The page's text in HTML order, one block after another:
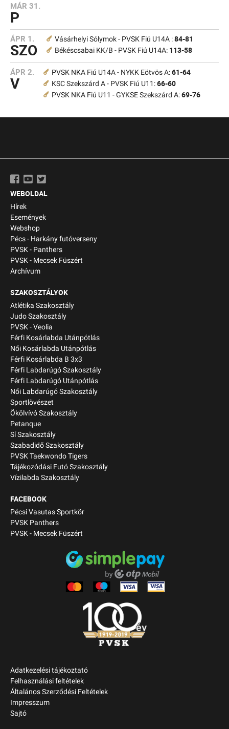
MÁR 31.
P
ÁPR 1.
SZO
Vásárhelyi Sólymok - PVSK Fiú U14A :84-81
Békéscsabai KK/B - PVSK Fiú U14A: 113-58
ÁPR 2.
V
PVSK NKA Fiú U14A - NYKK Eötvös A:61-64
KSC Szekszárd A - PVSK Fiú U11:66-60
PVSK NKA Fiú U11 - GYKSE Szekszárd A:69-76
WEBOLDAL
Hírek
Események
Webshop
Pécs - Harkány futóverseny
PVSK - Panthers
PVSK - Mecsek Füszért
Archívum
SZAKOSZTÁLYOK
Atlétika Szakosztály
Judo Szakosztály
PVSK - Veolia
Férfi Kosárlabda Utánpótlás
Női Kosárlabda Utánpótlás
Férfi Kosárlabda B 3x3
Férfi Labdarúgó Szakosztály
Férfi Labdarúgó Utánpótlás
Női Labdarúgó Szakosztály
Sportlövészet
Ökölvívó Szakosztály
Petanque
Sí Szakosztály
Szabadidő Szakosztály
PVSK Taekwondo Tigers
Tájékozódási Futó Szakosztály
Vízilabda Szakosztály
FACEBOOK
Pécsi Vasutas Sportkör
PVSK Panthers
PVSK - Mecsek Füszért
Adatkezelési tájékoztató
Felhasználási feltételek
Általános Szerződési Feltételek
Impresszum
Sajtó